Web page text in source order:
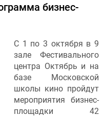
бизнес-
С 1 по 3 октября в 9
зале Фестивального
центра Октябрь и на
базе Московской
школы кино пройдут
мероприятия бизнес-
площадки 42